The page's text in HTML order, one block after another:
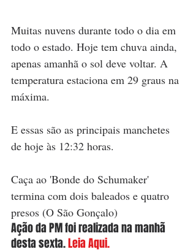
Muitas nuvens durante todo o dia em
todo o estado. Hoje tem chuva ainda,
apenas amanhã o sol deve voltar. A
temperatura estaciona em 29 graus na
máxima.
E essas são as principais manchetes
de hoje às 12:32 horas.
Caça ao 'Bonde do Schumaker'
termina com dois baleados e quatro
presos (O São Gonçalo)
Ação da PM foi realizada na manhã
desta sexta. Leia Aqui.